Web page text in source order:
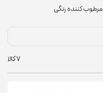
مرطوب کننده رنگی
7کالا